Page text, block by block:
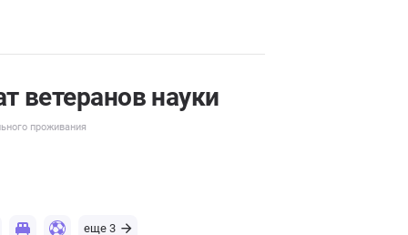
ветеранов науки
проживания
еще 3